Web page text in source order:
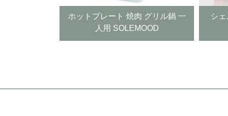
シェルジャンプスターターSSL
SJP